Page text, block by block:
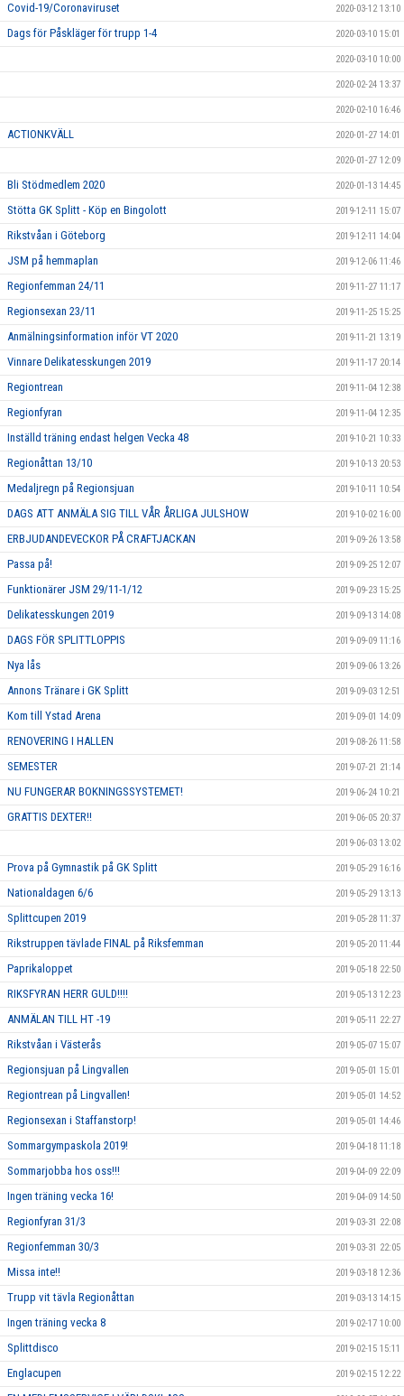
Covid-19/Coronaviruset 2020-03-12 13:10
Dags för Påskläger för trupp 1-4 2020-03-10 15:01
2020-03-10 10:00
2020-02-24 13:37
2020-02-10 16:46
ACTIONKVÄLL 2020-01-27 14:01
2020-01-27 12:09
Bli Stödmedlem 2020 2020-01-13 14:45
Stötta GK Splitt - Köp en Bingolott 2019-12-11 15:07
Rikstvåan i Göteborg 2019-12-11 14:04
JSM på hemmaplan 2019-12-06 11:46
Regionfemman 24/11 2019-11-27 11:17
Regionsexan 23/11 2019-11-25 15:25
Anmälningsinformation inför VT 2020 2019-11-21 13:19
Vinnare Delikatesskungen 2019 2019-11-17 20:14
Regiontrean 2019-11-04 12:38
Regionfyran 2019-11-04 12:35
Inställd träning endast helgen Vecka 48 2019-10-21 10:33
Regionåttan 13/10 2019-10-13 20:53
Medaljregn på Regionsjuan 2019-10-11 10:54
DAGS ATT ANMÄLA SIG TILL VÅR ÅRLIGA JULSHOW 2019-10-02 16:00
ERBJUDANDEVECKOR PÅ CRAFTJACKAN 2019-09-26 13:58
Passa på! 2019-09-25 12:07
Funktionärer JSM 29/11-1/12 2019-09-23 15:25
Delikatesskungen 2019 2019-09-13 14:08
DAGS FÖR SPLITTLOPPIS 2019-09-09 11:16
Nya lås 2019-09-06 13:26
Annons Tränare i GK Splitt 2019-09-03 12:51
Kom till Ystad Arena 2019-09-01 14:09
RENOVERING I HALLEN 2019-08-26 11:58
SEMESTER 2019-07-21 21:14
NU FUNGERAR BOKNINGSSYSTEMET! 2019-06-24 10:21
GRATTIS DEXTER!! 2019-06-05 20:37
2019-06-03 13:02
Prova på Gymnastik på GK Splitt 2019-05-29 16:16
Nationaldagen 6/6 2019-05-29 13:13
Splittcupen 2019 2019-05-28 11:37
Rikstruppen tävlade FINAL på Riksfemman 2019-05-20 11:44
Paprikaloppet 2019-05-18 22:50
RIKSFYRAN HERR GULD!!!! 2019-05-13 12:23
ANMÄLAN TILL HT -19 2019-05-11 22:27
Rikstvåan i Västerås 2019-05-07 15:07
Regionsjuan på Lingvallen 2019-05-01 15:01
Regiontrean på Lingvallen! 2019-05-01 14:52
Regionsexan i Staffanstorp! 2019-05-01 14:46
Sommargympaskola 2019! 2019-04-18 11:18
Sommarjobba hos oss!!! 2019-04-09 22:09
Ingen träning vecka 16! 2019-04-09 14:50
Regionfyran 31/3 2019-03-31 22:08
Regionfemman 30/3 2019-03-31 22:05
Missa inte!! 2019-03-18 12:36
Trupp vit tävla Regionåttan 2019-03-13 14:15
Ingen träning vecka 8 2019-02-17 10:00
Splittdisco 2019-02-15 15:11
Englacupen 2019-02-15 12:22